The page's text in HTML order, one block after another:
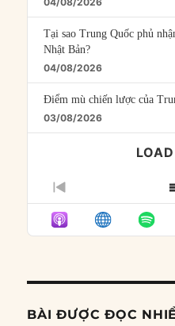
Tại sao Trung Quốc phủ
Nhật Bản?
04/08/2026
Điểm mù chiến lược của
03/08/2026
PREVIOUS
EPISODE
BÀI ĐƯỢC ĐỌC